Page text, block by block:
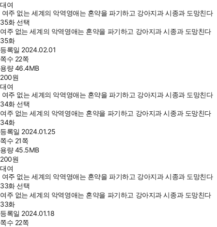
대여
여주 없는 세계의 악역영애는 혼약을 파기하고 강아지과 시종과 도망친다
35화 선택
여주 없는 세계의 악역영애는 혼약을 파기하고 강아지과 시종과 도망친다
35화
등록일 2024.02.01
쪽수 22쪽
용량46.4MB
200원
대여
여주 없는 세계의 악역영애는 혼약을 파기하고 강아지과 시종과 도망친다
34화 선택
여주 없는 세계의 악역영애는 혼약을 파기하고 강아지과 시종과 도망친다
34화
등록일 2024.01.25
쪽수 21쪽
용량45.5MB
200원
대여
여주 없는 세계의 악역영애는 혼약을 파기하고 강아지과 시종과 도망친다
33화 선택
여주 없는 세계의 악역영애는 혼약을 파기하고 강아지과 시종과 도망친다
33화
등록일 2024.01.18
쪽수 22쪽